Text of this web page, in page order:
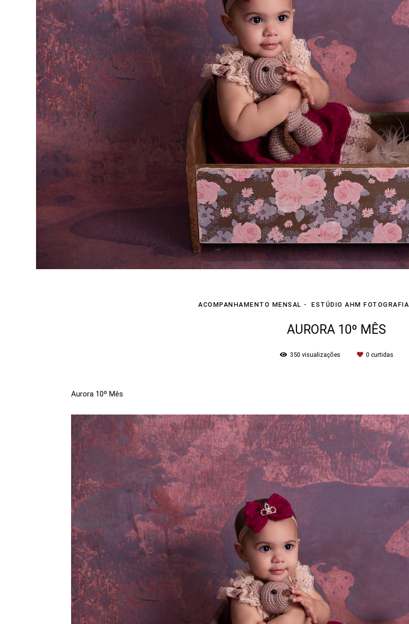
ACOMPANHAMENTO MENSAL ESTÚDIO AHM FOTOGRAFIA
AURORA 10º MÊS
350 visualizações 0 curtidas
Aurora 10º Mês